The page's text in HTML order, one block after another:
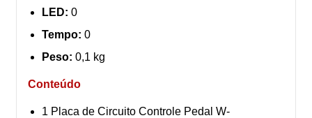
LED: 0
Tempo: 0
Peso: 0,1 kg
Conteúdo
1 Placa de Circuito Controle Pedal W-